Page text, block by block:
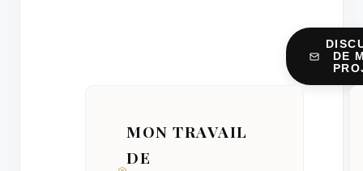
DE
MON TRAVAIL
DE